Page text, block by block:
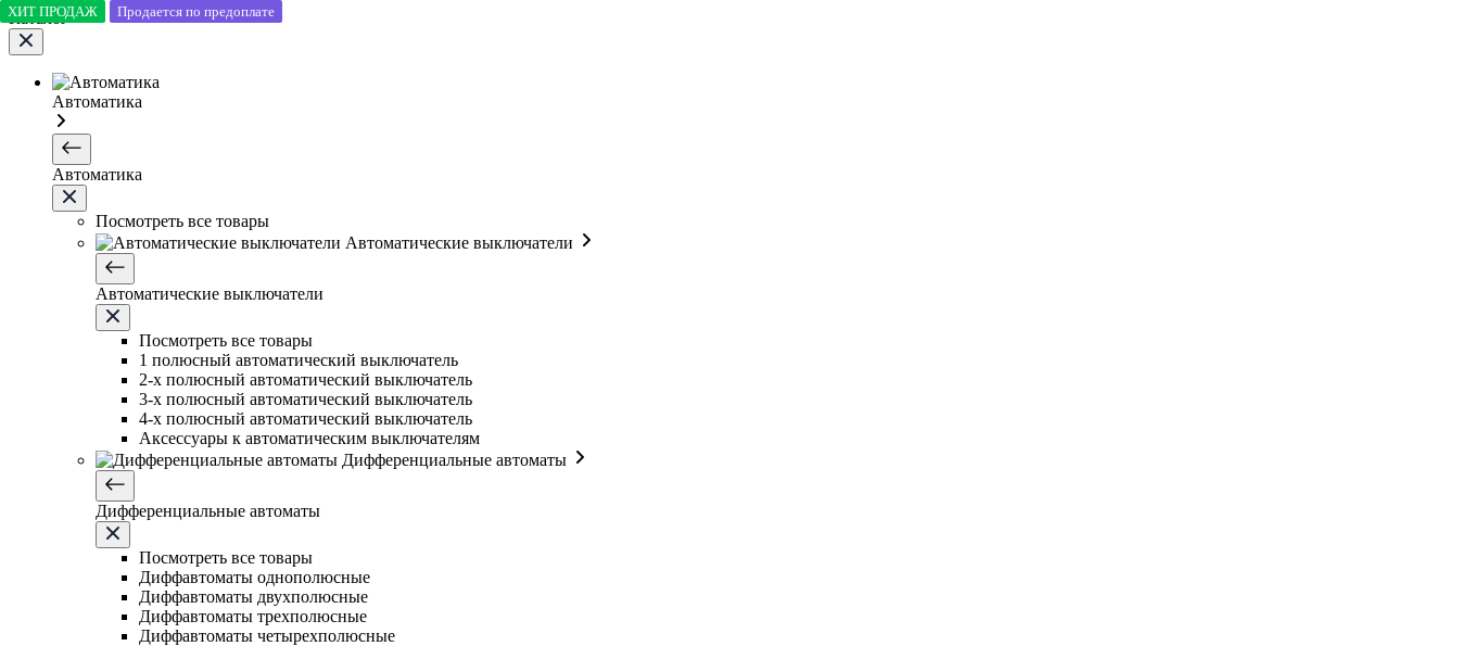
Каталог
Автоматика
Автоматика
Посмотреть все товары
Автоматические выключатели
Автоматические выключатели
Посмотреть все товары
1 полюсный автоматический выключатель
2-х полюсный автоматический выключатель
3-х полюсный автоматический выключатель
4-х полюсный автоматический выключатель
Аксессуары к автоматическим выключателям
Дифференциальные автоматы
Дифференциальные автоматы
Посмотреть все товары
Диффавтоматы однополюсные
Диффавтоматы двухполюсные
Диффавтоматы трехполюсные
Диффавтоматы четырехполюсные
ХИТ ПРОДАЖ Продается по предоплате